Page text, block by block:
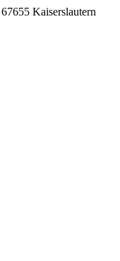
Kaiserslautern